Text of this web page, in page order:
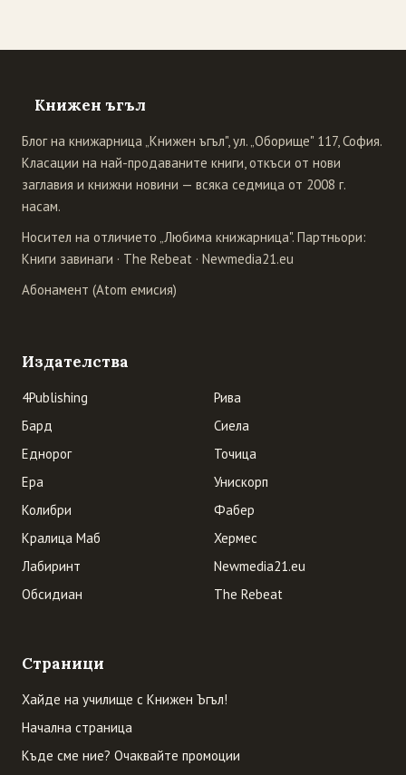
Книжен ъгъл
Блог на книжарница „Книжен ъгъл", ул. „Оборище" 117, София.
Класации на най-продаваните книги, откъси от нови
заглавия и книжни новини — всяка седмица от 2008 г.
насам.
Носител на отличието „Любима книжарница". Партньори:
Книги завинаги · The Rebeat · Newmedia21.eu
Абонамент (Atom емисия)
Издателства
4Publishing
Бард
Еднорог
Ера
Колибри
Кралица Маб
Лабиринт
Обсидиан
Рива
Сиела
Точица
Унискорп
Фабер
Хермес
Newmedia21.eu
The Rebeat
Страници
Хайде на училище с Книжен Ъгъл!
Начална страница
Къде сме ние? Очаквайте промоции